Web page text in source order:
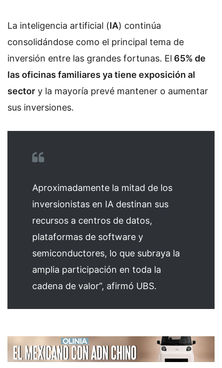
La inteligencia artificial (IA) continúa
consolidándose como el principal tema de
inversión entre las grandes fortunas. El 65% de
las oficinas familiares ya tiene exposición al
sector y la mayoría prevé mantener o aumentar
sus inversiones.
Aproximadamente la mitad de los
inversionistas en IA destinan sus
recursos a centros de datos,
plataformas de software y
semiconductores, lo que subraya la
amplia participación en toda la
cadena de valor”, afirmó UBS.